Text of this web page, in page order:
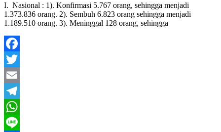
I. Nasional : 1). Konfirmasi 5.767 orang, sehingga menjadi
1.373.836 orang. 2). Sembuh 6.823 orang sehingga menjadi
1.189.510 orang. 3). Meninggal 128 orang, sehingga
Facebook
Twitter
Email
Telegram
WhatsApp